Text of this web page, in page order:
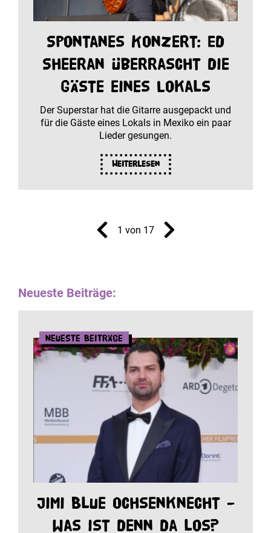
Spontanes Konzert: Ed
Sheeran überrascht die
Gäste eines Lokals
Der Superstar hat die Gitarre ausgepackt und
für die Gäste eines Lokals in Mexiko ein paar
Lieder gesungen.
Weiterlesen
1 von 17
Neueste Beiträge:
Neueste Beiträge
Jimi Blue Ochsenknecht –
was ist denn da los?